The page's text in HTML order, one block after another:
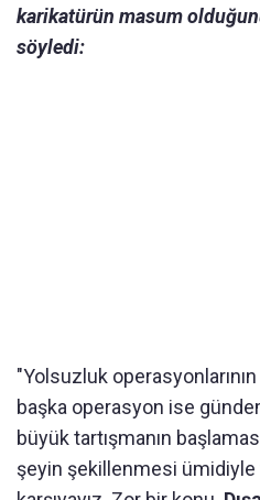
karikatürün masum
söyledi:
"Yolsuzluk
başka operasyon ise
büyük tartışmanın
şeyin şekillenmesi ümidiyle